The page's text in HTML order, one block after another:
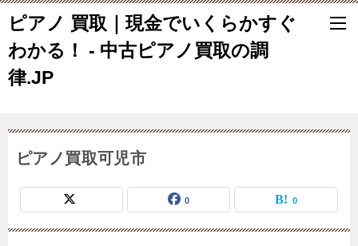
ピアノ 買取｜現金でいくらかすぐ
わかる！ - 中古ピアノ買取の調
律.JP
ピアノ買取可児市
0 0